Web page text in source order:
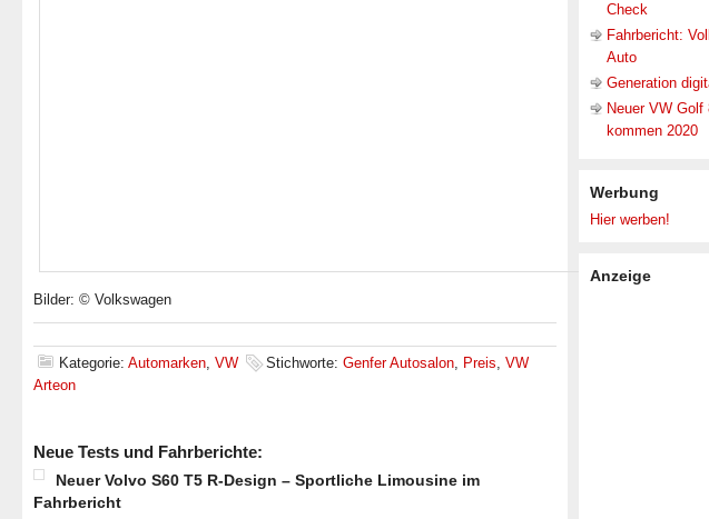
Bilder: © Volkswagen
Kategorie: Automarken, VW Stichworte: Genfer Autosalon, Preis, VW
Arteon
Neue Tests und Fahrberichte:
Neuer Volvo S60 T5 R-Design – Sportliche Limousine im
Fahrbericht
Check
Fahrbericht:
Auto
Generation
Neuer VW
kommen 2020
Werbung
Hier werben!
Anzeige